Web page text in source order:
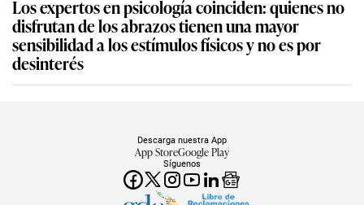
Los expertos en psicología coinciden: quienes no
disfrutan de los abrazos tienen una mayor
sensibilidad a los estímulos físicos y no es por
desinterés
Síguenos
Descarga nuestra App
App StoreGoogle Play